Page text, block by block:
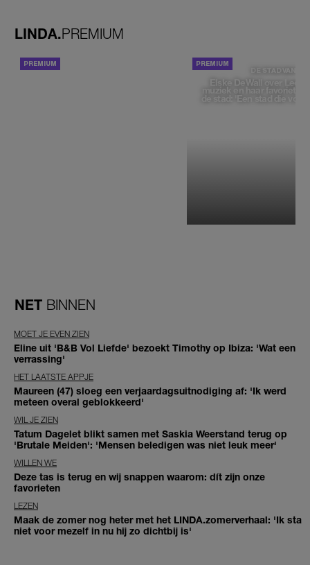
LINDA.PREMIUM
DE STAD VAN
Elske DeWall over
muziek en haar favoriete
de stad: 'Een stad die
NET BINNEN
MOET JE EVEN ZIEN
Eline uit 'B&B Vol Liefde' bezoekt Timothy op Ibiza: 'Wat een
verrassing'
HET LAATSTE APPJE
Maureen (47) sloeg een verjaardagsuitnodiging af: 'Ik werd
meteen overal geblokkeerd'
WIL JE ZIEN
Tatum Dagelet blikt samen met Saskia Weerstand terug op
'Brutale Meiden': 'Mensen beledigen was niet leuk meer'
WILLEN WE
Deze tas is terug en wij snappen waarom: dít zijn onze
favorieten
LEZEN
Maak de zomer nog heter met het LINDA.zomerverhaal: 'Ik sta
niet voor mezelf in nu hij zo dichtbij is'